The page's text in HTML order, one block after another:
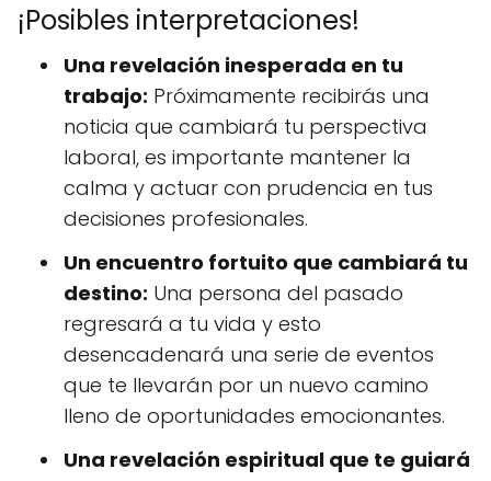
¡Posibles interpretaciones!
Una revelación inesperada en tu
trabajo: Próximamente recibirás una
noticia que cambiará tu perspectiva
laboral, es importante mantener la
calma y actuar con prudencia en tus
decisiones profesionales.
Un encuentro fortuito que cambiará tu
destino: Una persona del pasado
regresará a tu vida y esto
desencadenará una serie de eventos
que te llevarán por un nuevo camino
lleno de oportunidades emocionantes.
Una revelación espiritual que te guiará